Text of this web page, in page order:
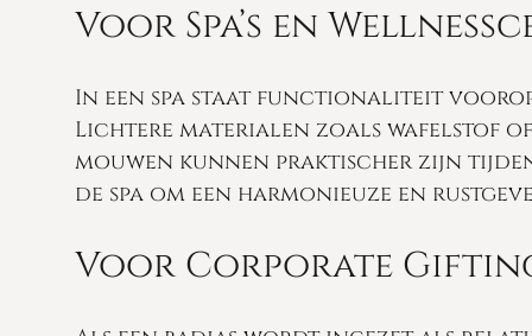
Voor Spa’s en
In een spa staat functionaliteit
Lichtere materialen zoals wafelstof
mouwen kunnen praktischer zijn
de spa om een harmonieuze en
Voor Corporate